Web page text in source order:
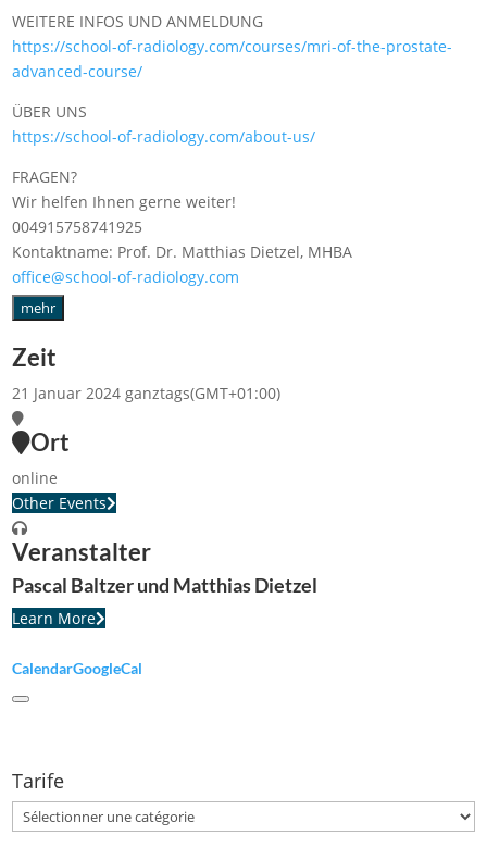
WEITERE INFOS UND ANMELDUNG
https://school-of-radiology.com/courses/mri-of-the-prostate-
advanced-course/
ÜBER UNS
https://school-of-radiology.com/about-us/
FRAGEN?
Wir helfen Ihnen gerne weiter!
004915758741925
Kontaktname: Prof. Dr. Matthias Dietzel, MHBA
office@school-of-radiology.com
mehr
Zeit
21 Januar 2024 ganztags(GMT+01:00)
Ort
online
Other Events
Veranstalter
Pascal Baltzer und Matthias Dietzel
Learn More
CalendarGoogleCal
Tarife
Tarife